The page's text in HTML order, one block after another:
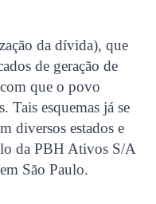
da dívida), que
de geração de
que o povo
Tais esquemas já se
diversos estados e
da PBH Ativos S/A
São Paulo.